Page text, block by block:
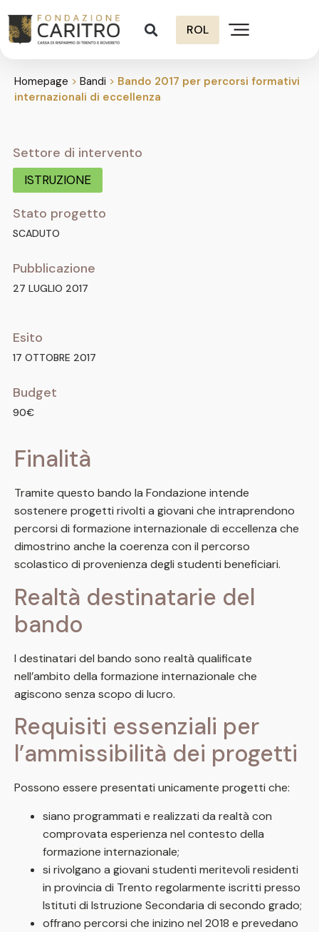
ROL
Homepage > Bandi > Bando 2017 per percorsi formativi
internazionali di eccellenza
Settore di intervento
ISTRUZIONE
Stato progetto
SCADUTO
Pubblicazione
27 LUGLIO 2017
Esito
17 OTTOBRE 2017
Budget
90€
Finalità
Tramite questo bando la Fondazione intende
sostenere progetti rivolti a giovani che intraprendono
percorsi di formazione internazionale di eccellenza che
dimostrino anche la coerenza con il percorso
scolastico di provenienza degli studenti beneficiari.
Realtà destinatarie del
bando
I destinatari del bando sono realtà qualificate
nell’ambito della formazione internazionale che
agiscono senza scopo di lucro.
Requisiti essenziali per
l’ammissibilità dei progetti
Possono essere presentati unicamente progetti che:
siano programmati e realizzati da realtà con
comprovata esperienza nel contesto della
formazione internazionale;
si rivolgano a giovani studenti meritevoli residenti
in provincia di Trento regolarmente iscritti presso
Istituti di Istruzione Secondaria di secondo grado;
offrano percorsi che inizino nel 2018 e prevedano